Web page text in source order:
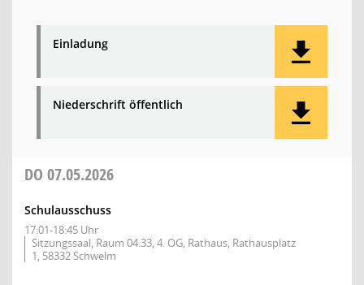
Einladung
Niederschrift öffentlich
DO 07.05.2026
Schulausschuss
17:01-18:45 Uhr
Sitzungssaal, Raum 04.33, 4. OG, Rathaus, Rathausplatz
1, 58332 Schwelm